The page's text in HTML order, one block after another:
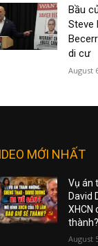
Bầu
Steve
di cư
August
MỚI NHẤT
Vụ án
David
XHCN
thành?
August